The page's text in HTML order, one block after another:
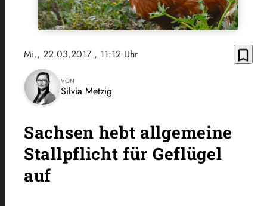
Mi., 22.03.2017 , 11:12 Uhr bookmark_border
VON
Silvia Metzig
Sachsen hebt allgemeine
Stallpflicht für Geflügel
auf